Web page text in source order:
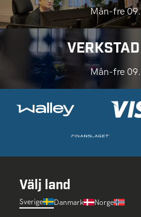
Mån-fre
Mån-fre
Välj land
Sverige Danmark Norge